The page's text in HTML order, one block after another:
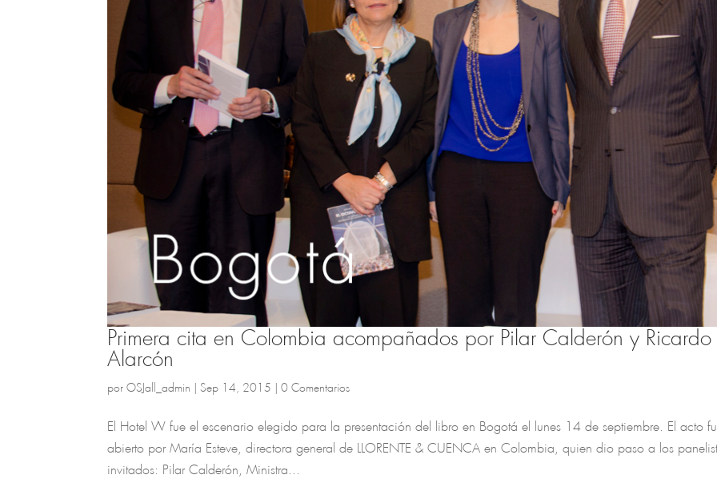
Primera cita en Colombia acompañados por Pilar Calderón y Ricardo
Alarcón
porOSJall_admin |Sep 14, 2015 |0 Comentarios
El Hotel W fue el escenario elegido para la presentación del libro en Bogotá el lunes 14 de septiembre. El acto
abierto por María Esteve, directora general de LLORENTE & CUENCA en Colombia, quien dio paso a los
invitados: Pilar Calderón, Ministra...